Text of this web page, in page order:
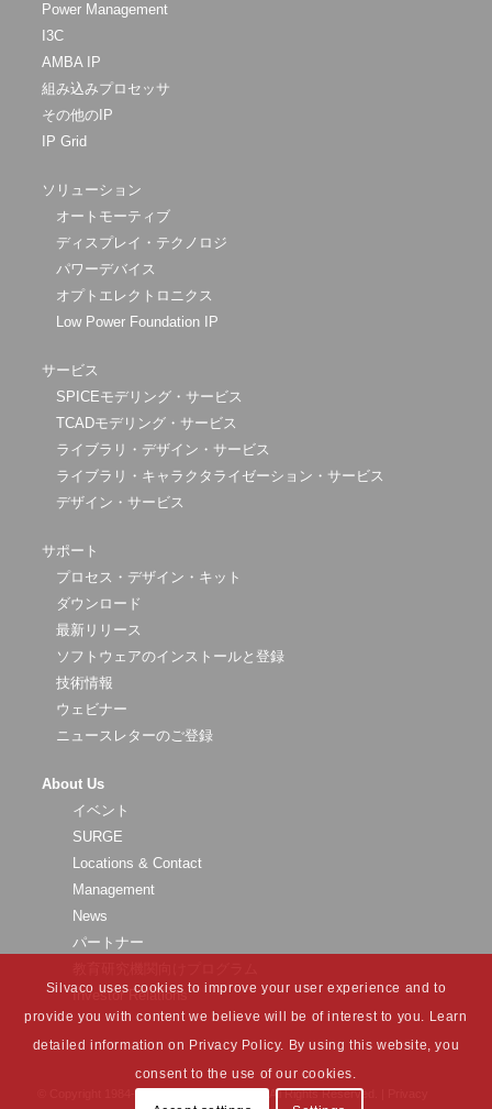
Power Management
I3C
AMBA IP
組み込みプロセッサ
その他のIP
IP Grid
ソリューション
オートモーティブ
ディスプレイ・テクノロジ
パワーデバイス
オプトエレクトロニクス
Low Power Foundation IP
サービス
SPICEモデリング・サービス
TCADモデリング・サービス
ライブラリ・デザイン・サービス
ライブラリ・キャラクタライゼーション・サービス
デザイン・サービス
サポート
プロセス・デザイン・キット
ダウンロード
最新リリース
ソフトウェアのインストールと登録
技術情報
ウェビナー
ニュースレターのご登録
About Us
イベント
SURGE
Locations & Contact
Management
News
パートナー
Investor Relations
2026 Silvaco Group, Inc. All Rights Reserved. |
Silvaco uses cookies to improve your user experience and to
provide you with content we believe will be of interest to you. Learn
detailed information on Privacy Policy. By using this website, you
consent to the use of our cookies.